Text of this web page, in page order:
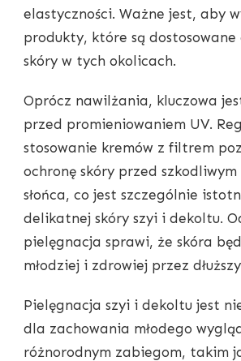
elastyczności. Ważne jest, aby
produkty, które są
skóry w tych okolicach.
Oprócz nawilżania, kluczowa
przed promieniowaniem UV.
stosowanie kremów z filtrem
ochronę skóry przed szkodliwym
słońca, co jest szczególnie
delikatnej skóry szyi i dekoltu.
pielęgnacja sprawi, że skóra
młodziej i zdrowiej przez
Pielęgnacja szyi i dekoltu jest
dla zachowania młodego
różnorodnym zabiegom, takim